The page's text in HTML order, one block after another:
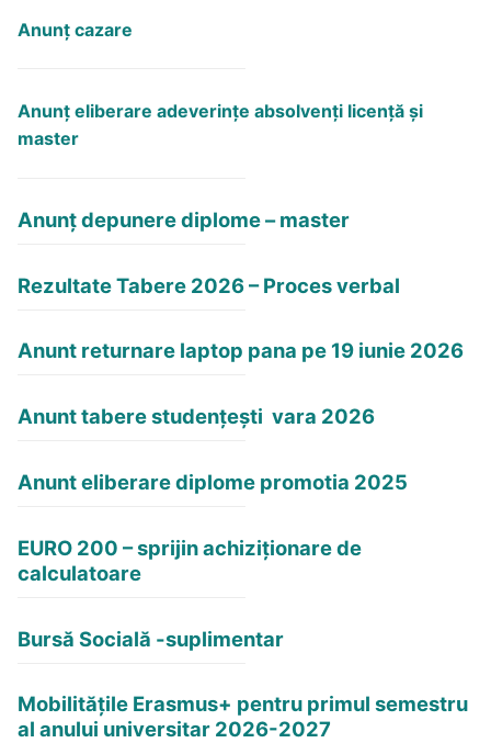
Anunț cazare
Anunţ eliberare adeverinţe absolvenţi licență și
master
Anunț depunere diplome – master
Rezultate Tabere 2026 – Proces verbal
Anunt returnare laptop pana pe 19 iunie 2026
Anunt tabere studențești vara 2026
Anunt eliberare diplome promotia 2025
EURO 200 – sprijin achiziționare de
calculatoare
Bursă Socială -suplimentar
Mobilitățile Erasmus+ pentru primul semestru
al anului universitar 2026-2027